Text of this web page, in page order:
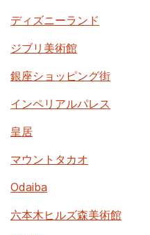
ディズニーランド
ジブリ美術館
銀座ショッピング街
インペリアルパレス
皇居
マウントタカオ
Odaiba
六本木ヒルズ森美術館